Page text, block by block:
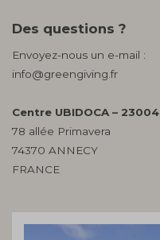
Des questions ?
Envoyez-nous un e-mail :
info@greengiving.fr
Centre UBIDOCA – 23004
78 allée Primavera
74370 ANNECY
FRANCE